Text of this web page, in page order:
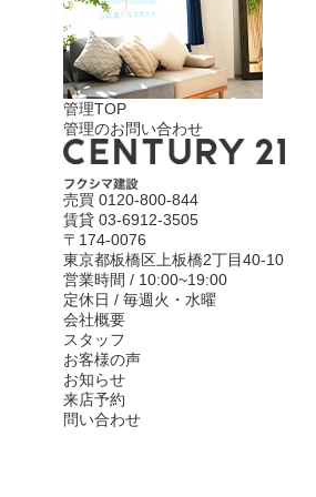
管理TOP
管理のお問い合わせ
売買 0120-800-844
賃貸 03-6912-3505
〒174-0076
東京都板橋区上板橋2丁目40-10
営業時間 / 10:00~19:00
定休日 / 毎週火・水曜
会社概要
スタッフ
お客様の声
お知らせ
来店予約
問い合わせ